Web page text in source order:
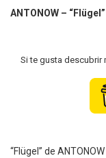
ANTONOW – “Flügel”
Si te gusta descubrir
“Flügel” de